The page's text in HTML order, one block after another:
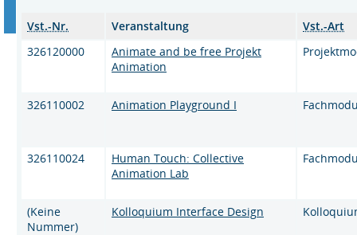
Vst.-Nr. Veranstaltung
Vst.-Art
326120000
Animate and be free Projekt
Animation
326110002 Animation Playground I
326110024
Human Touch: Collective
Animation Lab
(Keine
Nummer)
Kolloquium Interface Design